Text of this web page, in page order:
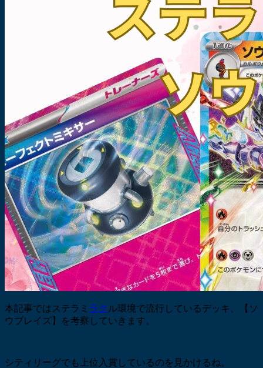
本記事ではステラミ ラク ル環境で流行しているデッキ、【ソ
ウブレイズ】を考察していきます。
シティリーグでも上位入賞しているのを見かけるね。